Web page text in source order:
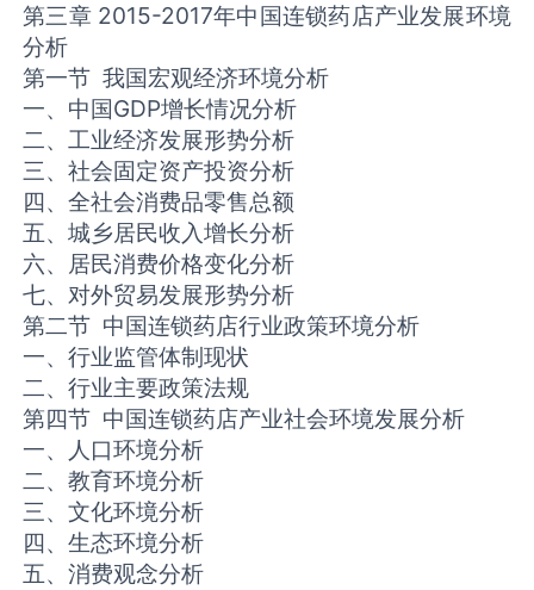
第三章 2015-2017年中国连锁药店产业发展环境
分析
第一节 我国宏观经济环境分析
一、中国GDP增长情况分析
二、工业经济发展形势分析
三、社会固定资产投资分析
四、全社会消费品零售总额
五、城乡居民收入增长分析
六、居民消费价格变化分析
七、对外贸易发展形势分析
第二节 中国连锁药店行业政策环境分析
一、行业监管体制现状
二、行业主要政策法规
第四节 中国连锁药店产业社会环境发展分析
一、人口环境分析
二、教育环境分析
三、文化环境分析
四、生态环境分析
五、消费观念分析